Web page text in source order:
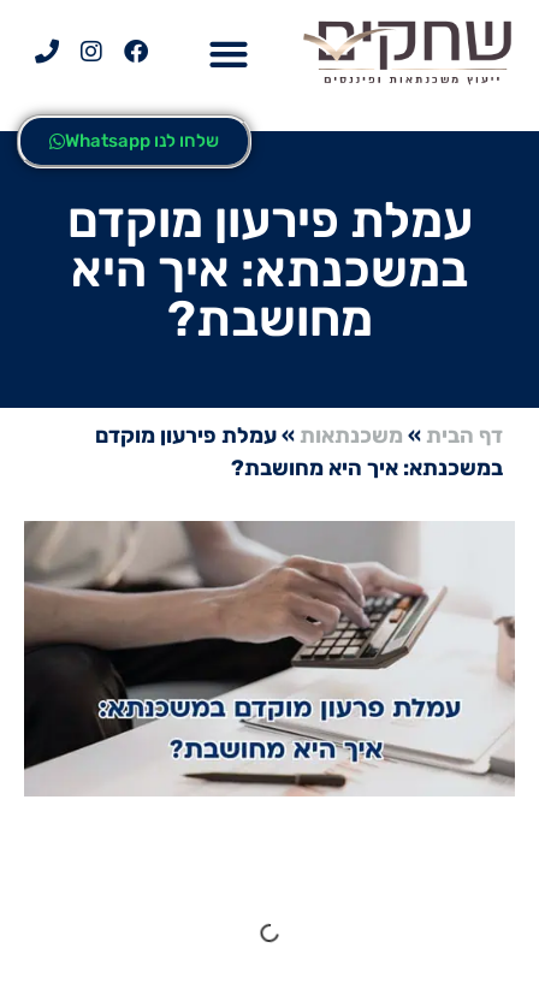
שלחו לנו Whatsapp
עמלת פירעון מוקדם
במשכנתא: איך היא
מחושבת?
דף הבית » משכנתאות »עמלת פירעון מוקדם
במשכנתא: איך היא מחושבת?